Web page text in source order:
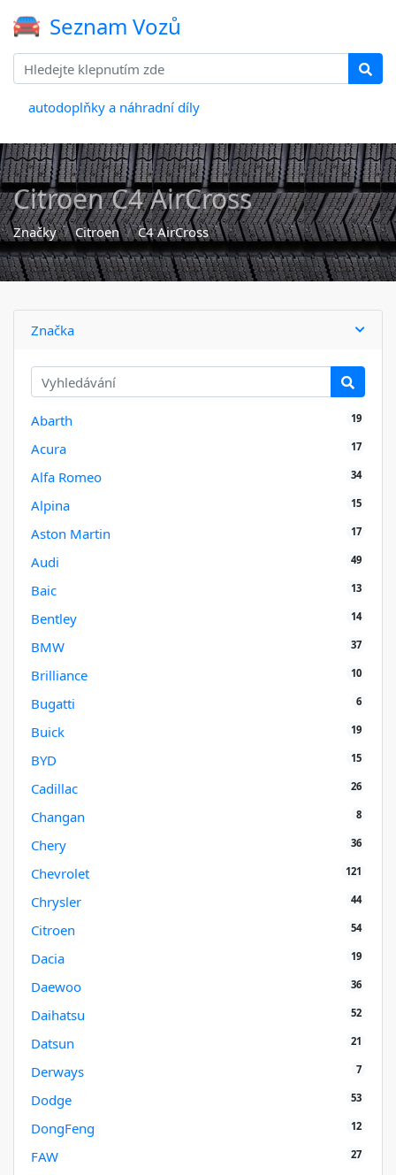
Seznam Vozů
autodoplňky a náhradní díly
Citroen C4 AirCross
Značky Citroen C4 AirCross
Značka
Abarth 19
Acura 17
Alfa Romeo 34
Alpina 15
Aston Martin 17
Audi 49
Baic 13
Bentley 14
BMW 37
Brilliance 10
Bugatti 6
Buick 19
BYD 15
Cadillac 26
Changan 8
Chery 36
Chevrolet 121
Chrysler 44
Citroen 54
Dacia 19
Daewoo 36
Daihatsu 52
Datsun 21
Derways 7
Dodge 53
DongFeng 12
FAW 27